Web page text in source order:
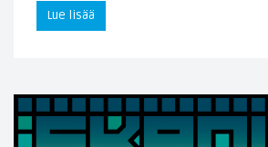
Lue lisää